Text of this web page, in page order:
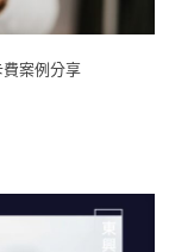
案例分享